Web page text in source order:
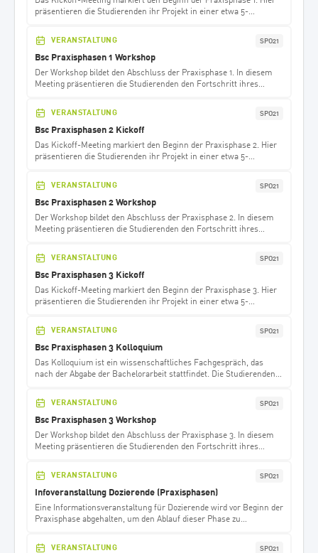
präsentieren die Studierenden ihr Projekt in einer etwa 5-
VERANSTALTUNG SPO21
Bsc Praxisphasen 1 Workshop
Der Workshop bildet den Abschluss der Praxisphase 1. In diesem
Meeting präsentieren die Studierenden den Fortschritt ihres
VERANSTALTUNG SPO21
Bsc Praxisphasen 2 Kickoff
Das Kickoff-Meeting markiert den Beginn der Praxisphase 2. Hier
präsentieren die Studierenden ihr Projekt in einer etwa 5-
VERANSTALTUNG SPO21
Bsc Praxisphasen 2 Workshop
Der Workshop bildet den Abschluss der Praxisphase 2. In diesem
Meeting präsentieren die Studierenden den Fortschritt ihres
VERANSTALTUNG SPO21
Bsc Praxisphasen 3 Kickoff
Das Kickoff-Meeting markiert den Beginn der Praxisphase 3. Hier
präsentieren die Studierenden ihr Projekt in einer etwa 5-
VERANSTALTUNG SPO21
Bsc Praxisphasen 3 Kolloquium
Das Kolloquium ist ein wissenschaftliches Fachgespräch, das
nach der Abgabe der Bachelorarbeit stattfindet. Die Studierenden
und stellen diese vor dem Dozenten, dem Korreferenten, dem
Betreuer aus dem Unternehmen sowie den Kommiliton*innen
ihrer Gruppe vor. Das Kolloquium ist öffentlich, sodass auch
andere Interessierte an der Veranstaltung teilnehmen können.
VERANSTALTUNG SPO21
Bsc Praxisphasen 3 Workshop
Der Workshop bildet den Abschluss der Praxisphase 3. In diesem
Meeting präsentieren die Studierenden den Fortschritt ihres
Gleichzeitig markiert der Workshop den Übergang zur
Abschlussarbeit.
VERANSTALTUNG SPO21
Infoveranstaltung Dozierende (Praxisphasen)
Eine Informationsveranstaltung für Dozierende wird vor Beginn der
Praxisphase abgehalten, um den Ablauf dieser Phase zu
VERANSTALTUNG SPO21